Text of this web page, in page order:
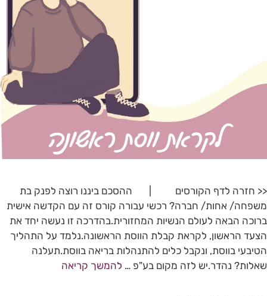
<< חזרה לדף הקורסים | ההסכם ביננו רוצה לפנק בת
משפחה/ אחות/ חברה? רכשי עבורה קורס זה עם הקדשה אישית
ברוכה הבאה לעולם הנשיות המחזורית.בהדרכה זו נעשה יחד את
הצעד הראשון, לקראת קבלת הווסת הראשונה.נלמד על התהליך
הטיבעי בווסת, ונקבל כלים להתנהלות בריאה בווסת.תעלנה
שאלות? נהדר.יש לזה מקום בע"פ … להמשך קריאה